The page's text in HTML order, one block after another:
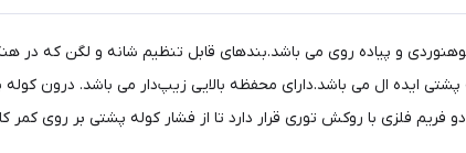
مناسب کوهنوردی و پیاده روی می باشد.بندهای قابل تنظیم شانه و لگن که
پشتی ایده ال می باشد.دارای محفظه بالایی زیپ‌دار می باشد.
فلزی با روکش توری قرار دارد تا از فشار کوله پشتی بر روی